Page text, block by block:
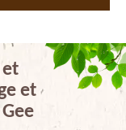
et
et